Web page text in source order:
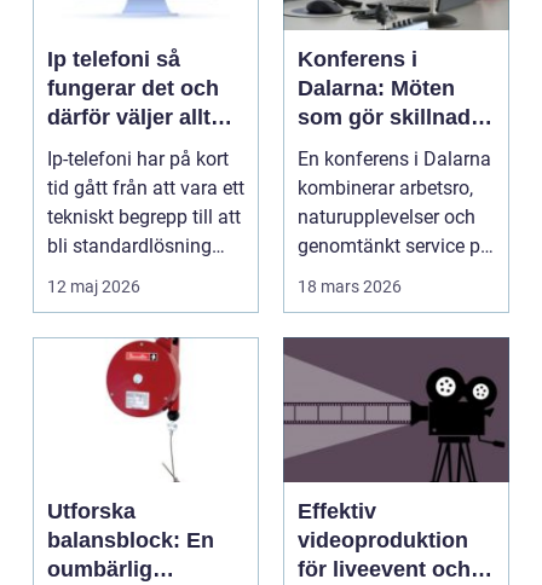
Ip telefoni så
fungerar det och
därför väljer allt
fler företag att byta
Ip-telefoni har på kort
tid gått från att vara ett
tekniskt begrepp till att
bli standardlösning
för...
12 maj 2026
Konferens i
Dalarna: Möten
som gör skillnad i
hjärtat av sverige
En konferens i Dalarna
kombinerar arbetsro,
naturupplevelser och
genomtänkt service på
et...
18 mars 2026
Utforska
balansblock: En
oumbärlig
Effektiv
videoproduktion
för liveevent och